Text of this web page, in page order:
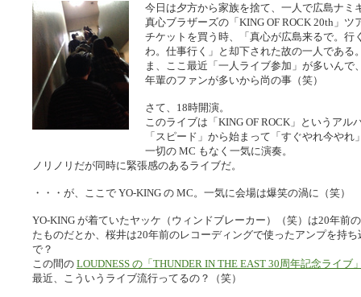
今日は夕方から家族を捨て、一人で広島ナミ
真心ブラザーズの「KING OF ROCK 20th」
チケットを買う時、「真心が広島来るで。
わ。仕事行く」と却下された故の一人である
ま、ここ最近「一人ライブ参加」が多いん
年輩のファンが多いから尚の事（笑）
さて、18時開演。
このライブは「KING OF ROCK」というア
「スピード」から始まって「すぐやれ今や
一切の MC もなく一気に演奏。
ノリノリだが同時に緊張感のあるライブだ。
・・・が、ここで YO-KING の MC。一気に会場は爆笑の渦に（笑）
YO-KING が着ていたヤッケ（ウィンドブレーカー）（笑）は20年前
たものだとか、桜井は20年前のレコーディングで使ったアンプを持
で？
この間の LOUDNESS の「THUNDER IN THE EAST 30周年記念ライブ
最近、こういうライブ流行ってるの？（笑）